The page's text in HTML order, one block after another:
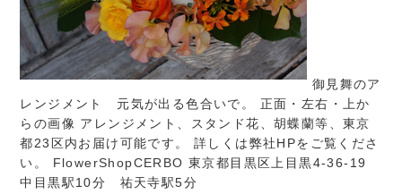
御見舞のア
レンジメント 元気が出る色合いで。 正面・左右・上か
らの画像 アレンジメント、スタンド花、胡蝶蘭等、東京
都23区内お届け可能です。 詳しくは弊社HPをご覧くださ
い。 FlowerShopCERBO 東京都目黒区上目黒4-36-19
中目黒駅10分 祐天寺駅5分